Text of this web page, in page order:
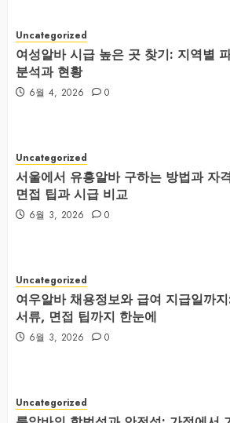
Uncategorized
여성알바 시급 높은 곳 찾기: 지역별
분석과 현황
6월 4, 2026 0
Uncategorized
서울에서 유흥알바 구하는 방법과 자
면접 팁과 시급 비교
6월 3, 2026 0
Uncategorized
여우알바 채용정보와 급여 지급일까
서류, 면접 팁까지 한눈에
6월 3, 2026 0
Uncategorized